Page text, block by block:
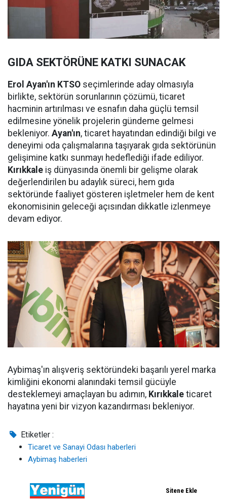
GIDA SEKTÖRÜNE KATKI SUNACAK
Erol Ayan'ın KTSO seçimlerinde aday olmasıyla
birlikte, sektörün sorunlarının çözümü, ticaret
hacminin artırılması ve esnafın daha güçlü temsil
edilmesine yönelik projelerin gündeme gelmesi
bekleniyor. Ayan'ın, ticaret hayatından edindiği bilgi ve
deneyimi oda çalışmalarına taşıyarak gıda sektörünün
gelişimine katkı sunmayı hedeflediği ifade ediliyor.
Kırıkkale iş dünyasında önemli bir gelişme olarak
değerlendirilen bu adaylık süreci, hem gıda
sektöründe faaliyet gösteren işletmeler hem de kent
ekonomisinin geleceği açısından dikkatle izlenmeye
devam ediyor.
Aybimaş'ın alışveriş sektöründeki başarılı yerel marka
kimliğini ekonomi alanındaki temsil gücüyle
desteklemeyi amaçlayan bu adımın, Kırıkkale ticaret
hayatına yeni bir vizyon kazandırması bekleniyor.
Etiketler :
Ticaret ve Sanayi Odası haberleri
Aybimaş haberleri